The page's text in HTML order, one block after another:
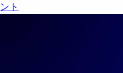
ント